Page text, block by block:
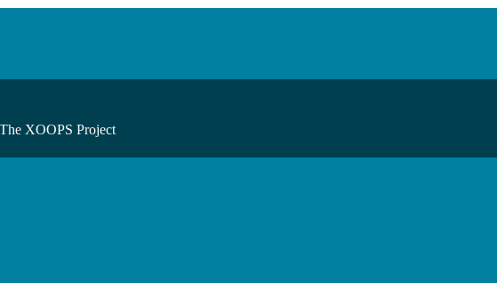
The XOOPS Project